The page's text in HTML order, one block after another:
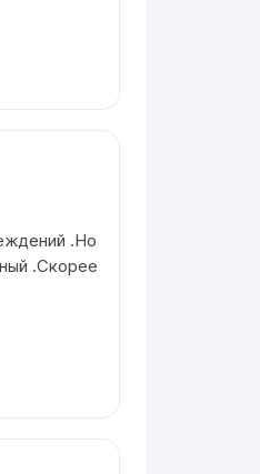
.Но
.Скорее